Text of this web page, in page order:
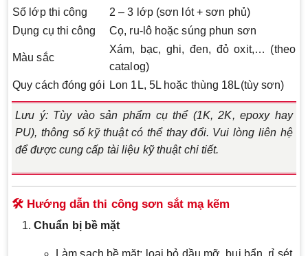
Số lớp thi công
2 – 3 lớp (sơn lót + sơn phủ)
Dụng cụ thi công
Cọ, ru-lô hoặc súng phun sơn
Màu sắc
Xám, bạc, ghi, đen, đỏ oxit,… (theo
catalog)
Quy cách đóng gói Lon 1L, 5L hoặc thùng 18L(tùy sơn)
Lưu ý: Tùy vào sản phẩm cụ thể (1K, 2K, epoxy hay
PU), thông số kỹ thuật có thể thay đổi. Vui lòng liên hệ
để được cung cấp tài liệu kỹ thuật chi tiết.
🛠️ Hướng dẫn thi công sơn sắt mạ kẽm
Chuẩn bị bề mặt
Làm sạch bề mặt: loại bỏ dầu mỡ, bụi bẩn, rỉ sét.